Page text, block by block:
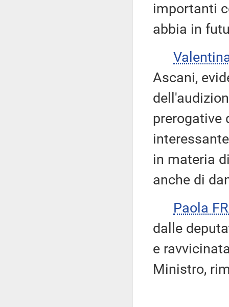
importanti
abbia in
Ascani,
prerogative
in materia
anche di
Paola
dalle
e
Ministro,